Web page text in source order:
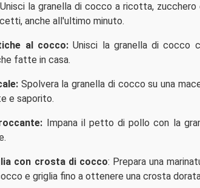
Unisci la granella di cocco a ricotta,
anche all'ultimo minuto.
al cocco:Unisci la granella di cocco
fatte in casa.
Spolvera la granella di cocco su una
e saporito.
Impana il petto di pollo con la
con crosta di cocco: Prepara una
e griglia fino a ottenere una crosta